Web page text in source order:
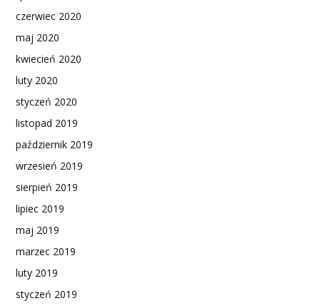
czerwiec 2020
maj 2020
kwiecień 2020
luty 2020
styczeń 2020
listopad 2019
październik 2019
wrzesień 2019
sierpień 2019
lipiec 2019
maj 2019
marzec 2019
luty 2019
styczeń 2019